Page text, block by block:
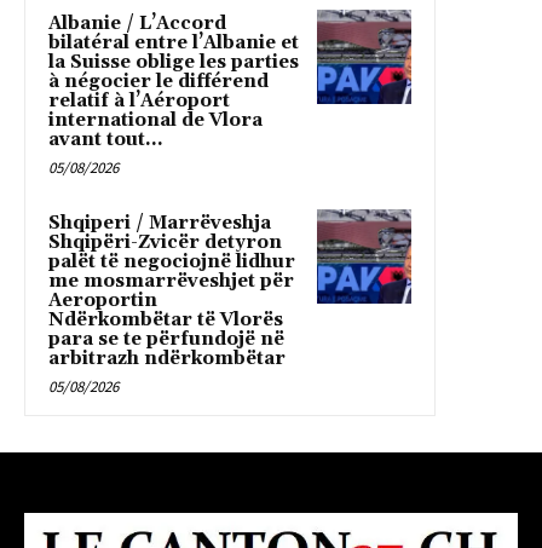
Albanie / L’Accord
bilatéral entre l’Albanie et
la Suisse oblige les parties
à négocier le différend
relatif à l’Aéroport
international de Vlora
avant tout...
05/08/2026
Shqiperi / Marrëveshja
Shqipëri-Zvicër detyron
palët të negociojnë lidhur
me mosmarrëveshjet për
Aeroportin
Ndërkombëtar të Vlorës
para se te përfundojë në
arbitrazh ndërkombëtar
05/08/2026